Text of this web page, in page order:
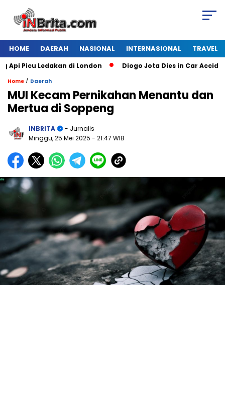
HOME DAERAH NASIONAL INTERNASIONAL TRAVEL
Picu Ledakan di London Diogo Jota Dies in Car Accident
Home / Daerah
MUI Kecam Pernikahan Menantu dan
Mertua di Soppeng
INBRITA
- Jurnalis
Minggu, 25 Mei 2025 - 21:47 WIB